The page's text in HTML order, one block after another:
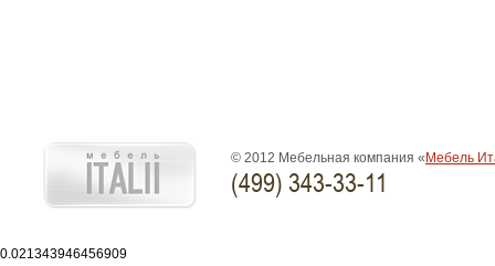
© 2012 Мебельная компания « Мебель
(499) 343-33-11
0.021343946456909